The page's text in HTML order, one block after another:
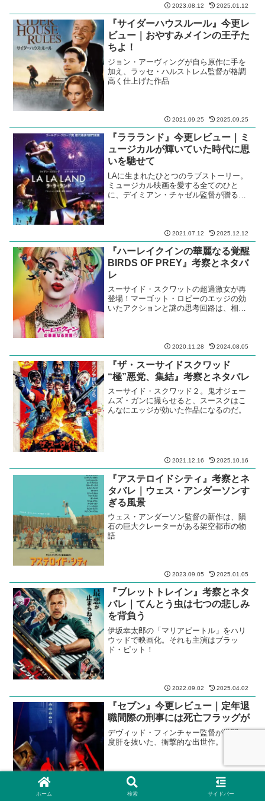
2023.08.12 2025.01.12
『サイダーハウスルール』今更レ
ビュー｜おやすみメインの王子た
ちよ！
ジョン・アーヴィングが自ら原作に手を
加え、ラッセ・ハルストレム監督が格調
高く仕上げた作品
2021.09.25 2025.09.25
『ララランド』今更レビュー｜ミ
ュージカルが輝いていた時代に思
いを馳せて
LAに生まれたひとつのラブストーリー。
ミュージカル映画を愛する全てのひと
に、デイミアン・チャゼル監督が贈る傑
2021.07.12 2025.12.12
『ハーレイクインの華麗なる覚醒
BIRDS OF PREY』考察とネタバ
レ
スーサイド・スクワットの超過激女が再
登場！マーゴット・ロビーのエッジの効
いたアクションと謎の思考回路は、相変
2020.11.28 2024.08.05
『ザ・スーサイドスクワッド
“極”悪党、集結』考察とネタバレ
スーサイド・スクワッド２。鬼才ジェー
ムズ・ガンに撮らせると、スースクはこ
んなにエッジが効いた作品になるのだ。
2021.12.16 2025.10.16
『アステロイドシティ』考察とネ
タバレ｜ウェス・アンダーソンす
ぎる風景
ウェス・アンダーソン監督の新作は、隕
石の巨大クレーターがある架空都市の物
語
2023.09.05 2025.01.05
『ブレットトレイン』考察とネタ
バレ｜てんとう虫は七つの悲しみ
を背負う
伊坂幸太郎の「マリアビートル」をハリ
ウッドで映画化。それも主演はブラッ
ド・ピット！
2022.09.02 2025.04.02
『セブン』今更レビュー｜定年退
職間際の刑事には死亡フラッグが
デヴィッド・フィンチャー監督が世間の
度肝を抜いた、衝撃的な出世作。
ホーム 検索 サイドバー